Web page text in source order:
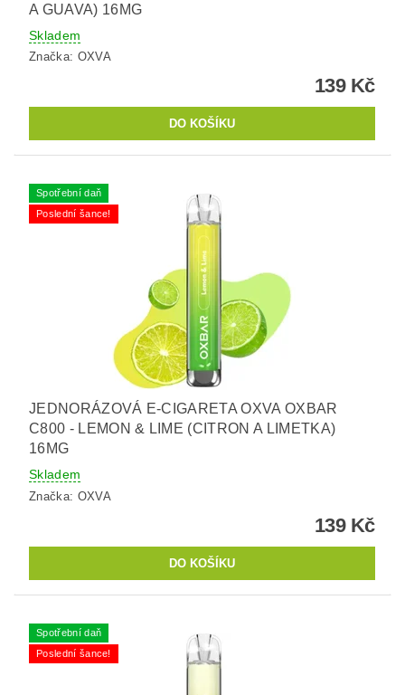
A GUAVA) 16MG
Skladem
Značka: OXVA
139 Kč
Spotřební daň
Poslední šance!
JEDNORÁZOVÁ E-CIGARETA OXVA OXBAR
C800 - LEMON & LIME (CITRON A LIMETKA)
16MG
Skladem
Značka: OXVA
139 Kč
Spotřební daň
Poslední šance!